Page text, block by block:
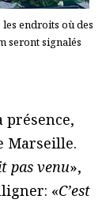
endroits où des
seront signalés
Marseille.
pas venu»,
«C’est